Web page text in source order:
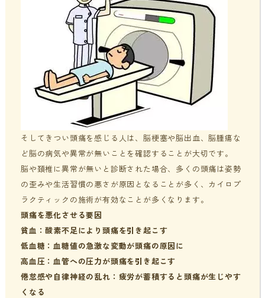
血液検査でわかるあなたの健康サイン
はじめての栄養相談はこちら
分子整合栄養医学を勉強したい方に
そしてきつい頭痛を感じる人は、脳梗塞や脳出血、脳腫瘍な
ど脳の病気や異常が無いことを確認することが大切です。
脳や頚椎に異常が無いと診断された場合、多くの頭痛は姿勢
の歪みや生活習慣の悪さが原因となることが多く、カイロプ
ラクティックの施術が有効なことが多くなります。
頭痛を悪化させる要因
貧血：酸素不足により頭痛を引き起こす
低血糖：血糖値の急激な変動が頭痛の原因に
高血圧：血管への圧力が頭痛を引き起こす
倦怠感や自律神経の乱れ：疲労が蓄積すると頭痛が生じやす
くなる